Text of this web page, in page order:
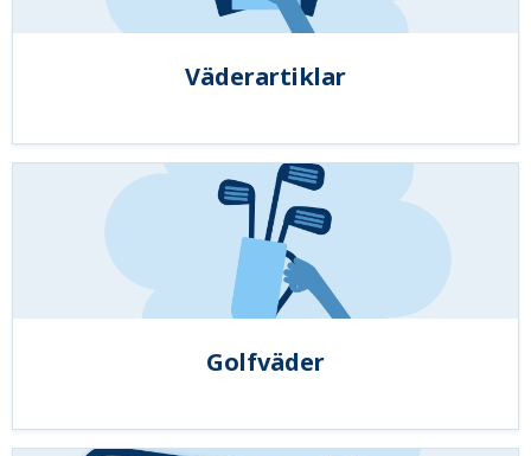
Väderartiklar
Golfväder